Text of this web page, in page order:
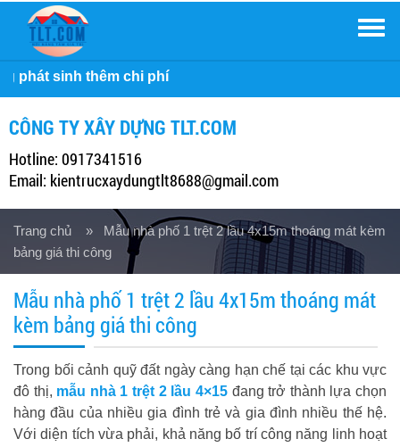
CÔNG TY XÂY DỰNG TLT.COM
Hotline: 0917341516
Email: kientrucxaydungtlt8688@gmail.com
Trang chủ » Mẫu nhà phố 1 trệt 2 lầu 4x15m thoáng mát kèm
bảng giá thi công
Mẫu nhà phố 1 trệt 2 lầu 4x15m thoáng mát
kèm bảng giá thi công
Trong bối cảnh quỹ đất ngày càng hạn chế tại các khu vực
đô thị, mẫu nhà 1 trệt 2 lầu 4×15đang trở thành lựa chọn
hàng đầu của nhiều gia đình trẻ và gia đình nhiều thế hệ.
Với diện tích vừa phải, khả năng bố trí công năng linh hoạt